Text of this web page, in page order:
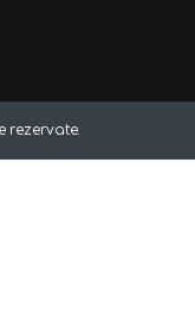
rezervate.